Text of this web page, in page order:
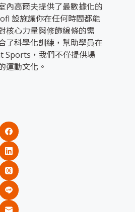
內高爾夫提供了最數據化的
設施讓你在任何時間都能
核心力量與修飾線條的需
了科學化訓練，幫助學員在
Sports，我們不僅提供場
運動文化。